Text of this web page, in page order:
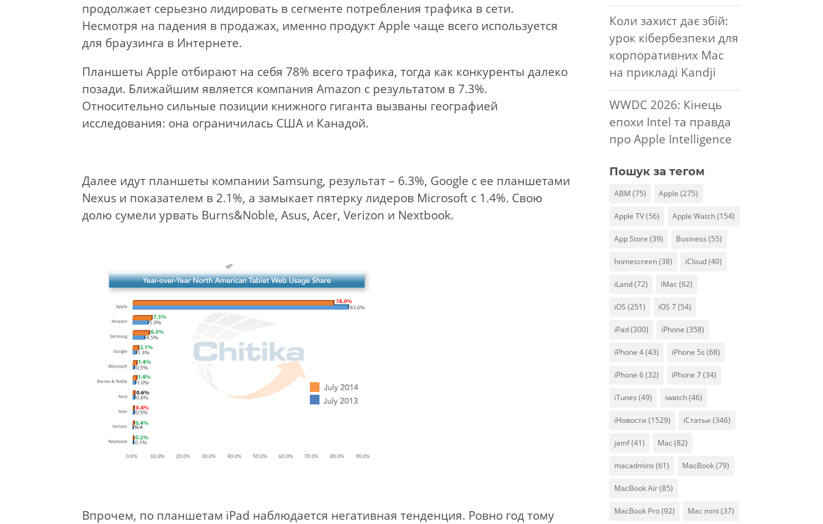
продолжает серьезно лидировать в сегменте потребления трафика в сети.
Несмотря на падения в продажах, именно продукт Apple чаще всего используется
для браузинга в Интернете.
Планшеты Apple отбирают на себя 78% всего трафика, тогда как конкуренты далеко
позади. Ближайшим является компания Amazon с результатом в 7.3%.
Относительно сильные позиции книжного гиганта вызваны географией
исследования: она ограничилась США и Канадой.
Далее идут планшеты компании Samsung, результат – 6.3%, Google с ее планшетами
Nexus и показателем в 2.1%, а замыкает пятерку лидеров Microsoft с 1.4%. Свою
долю сумели урвать Burns&Noble, Asus, Acer, Verizon и Nextbook.
Впрочем, по планшетам iPad наблюдается негативная тенденция. Ровно год тому
Коли захист дає збій:
урок кібербезпеки для
корпоративних Mac
на прикладі Kandji
WWDC 2026: Кінець
епохи Intel та правда
про Apple Intelligence
Пошук за тегом
ABM (75) Apple (275)
Apple TV(56) Apple Watch(154)
App Store (39) Business (55)
homescreen(38) iCloud(40)
iLand(72) iMac (62)
iOS (251) iOS 7(54)
iPad(300) iPhone (358)
iPhone 4(43) iPhone 5s (68)
iPhone 6(32) iPhone 7(34)
iTunes (49) iwatch(46)
iНовости (1529) iСтатьи (346)
jamf(41) Mac (82)
macadmins (61) MacBook(79)
MacBook Air(85)
MacBook Pro(92) Mac mini (37)